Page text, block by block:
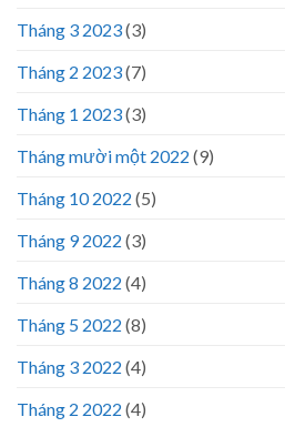
Tháng 3 2023(3)
Tháng 2 2023(7)
Tháng 1 2023(3)
Tháng mười một 2022 (9)
Tháng 10 2022 (5)
Tháng 9 2022 (3)
Tháng 8 2022 (4)
Tháng 5 2022 (8)
Tháng 3 2022 (4)
Tháng 2 2022 (4)